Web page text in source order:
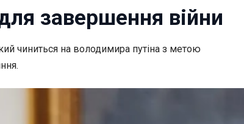
завершення війни
чиниться на володимира путіна з метою